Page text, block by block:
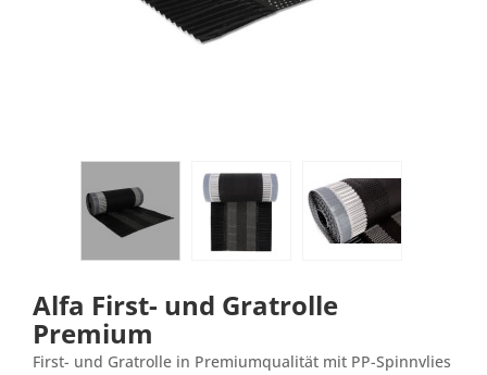
Alfa First- und Gratrolle
Premium
First- und Gratrolle in Premiumqualität mit PP-Spinnvlies